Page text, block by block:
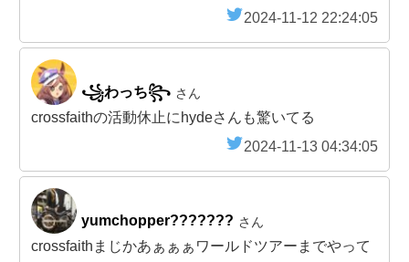
2024-11-12 22:24:05
꧁わっち꧂ さん
crossfaithの活動休止にhydeさんも驚いてる
2024-11-13 04:34:05
yumchopper??????? さん
crossfaithまじかあぁぁぁワールドツアーまでやって